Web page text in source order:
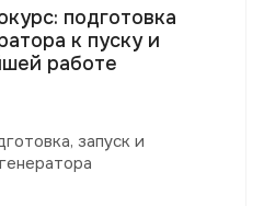
подготовка
к пуску и
работе
запуск и